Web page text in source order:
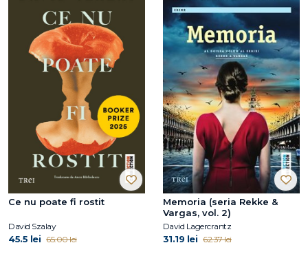
Ce nu poate fi rostit
David Szalay
45.5 lei 65.00 lei
Memoria (seria Rekke &
Vargas, vol. 2)
David Lagercrantz
31.19 lei 62.37 lei